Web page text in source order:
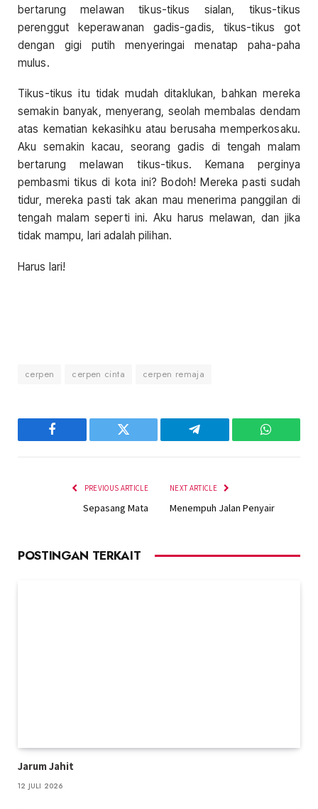
bertarung melawan tikus-tikus sialan, tikus-tikus
perenggut keperawanan gadis-gadis, tikus-tikus got
dengan gigi putih menyeringai menatap paha-paha
mulus.
Tikus-tikus itu tidak mudah ditaklukan, bahkan mereka
semakin banyak, menyerang, seolah membalas dendam
atas kematian kekasihku atau berusaha memperkosaku.
Aku semakin kacau, seorang gadis di tengah malam
bertarung melawan tikus-tikus. Kemana perginya
pembasmi tikus di kota ini? Bodoh! Mereka pasti sudah
tidur, mereka pasti tak akan mau menerima panggilan di
tengah malam seperti ini. Aku harus melawan, dan jika
tidak mampu, lari adalah pilihan.
Harus lari!
cerpen cerpen cinta cerpen remaja
Facebook Twitter Telegram
PREVIOUS ARTICLE
Sepasang Mata
NEXT ARTICLE
Menempuh Jalan Penyair
POSTINGAN TERKAIT
Jarum Jahit
12 JULI 2026